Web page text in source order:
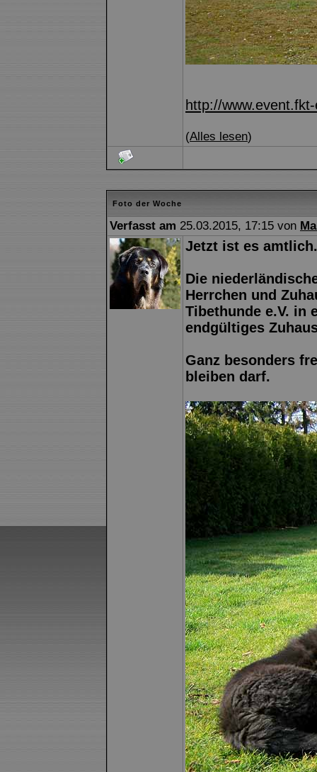
http://
(Alles lesen)
Foto der Woche
Verfasst am 25.03.2015, 17:15 von
Jetzt ist es
Die
Herrchen und
Tibethunde e.V. in
endgültiges
Ganz besonders
bleiben darf.